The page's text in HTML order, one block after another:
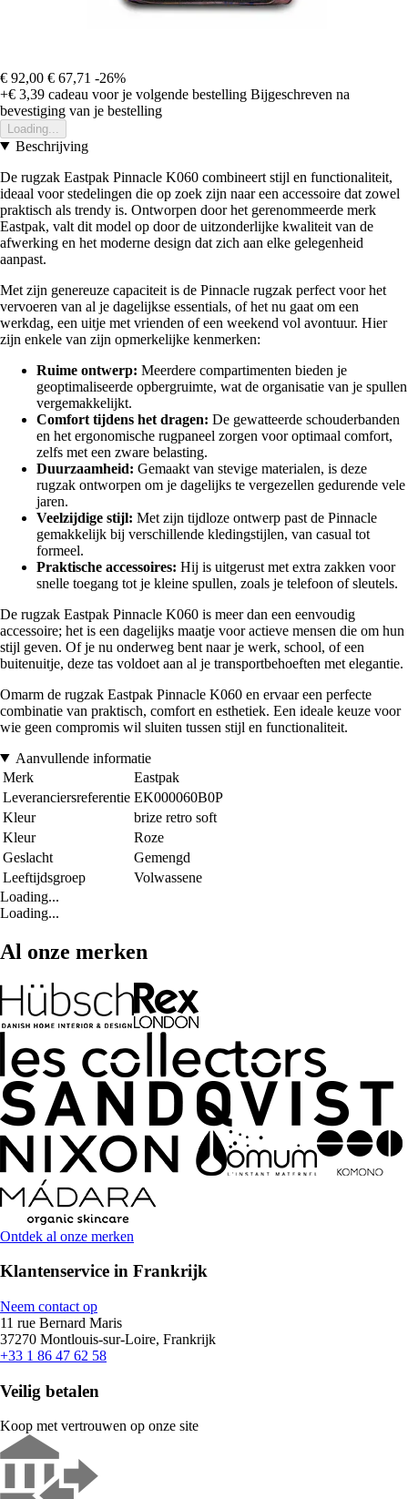
€ 92,00 € 67,71 -26%
+€ 3,39 cadeau voor je volgende bestelling Bijgeschreven na
bevestiging van je bestelling
Loading...
Beschrijving
De rugzak Eastpak Pinnacle K060 combineert stijl en functionaliteit,
ideaal voor stedelingen die op zoek zijn naar een accessoire dat zowel
praktisch als trendy is. Ontworpen door het gerenommeerde merk
Eastpak, valt dit model op door de uitzonderlijke kwaliteit van de
afwerking en het moderne design dat zich aan elke gelegenheid
aanpast.
Met zijn genereuze capaciteit is de Pinnacle rugzak perfect voor het
vervoeren van al je dagelijkse essentials, of het nu gaat om een
werkdag, een uitje met vrienden of een weekend vol avontuur. Hier
zijn enkele van zijn opmerkelijke kenmerken:
Ruime ontwerp: Meerdere compartimenten bieden je
geoptimaliseerde opbergruimte, wat de organisatie van je spullen
vergemakkelijkt.
Comfort tijdens het dragen: De gewatteerde schouderbanden
en het ergonomische rugpaneel zorgen voor optimaal comfort,
zelfs met een zware belasting.
Duurzaamheid: Gemaakt van stevige materialen, is deze
rugzak ontworpen om je dagelijks te vergezellen gedurende vele
jaren.
Veelzijdige stijl: Met zijn tijdloze ontwerp past de Pinnacle
gemakkelijk bij verschillende kledingstijlen, van casual tot
formeel.
Praktische accessoires: Hij is uitgerust met extra zakken voor
snelle toegang tot je kleine spullen, zoals je telefoon of sleutels.
De rugzak Eastpak Pinnacle K060 is meer dan een eenvoudig
accessoire; het is een dagelijks maatje voor actieve mensen die om hun
stijl geven. Of je nu onderweg bent naar je werk, school, of een
buitenuitje, deze tas voldoet aan al je transportbehoeften met elegantie.
Omarm de rugzak Eastpak Pinnacle K060 en ervaar een perfecte
combinatie van praktisch, comfort en esthetiek. Een ideale keuze voor
wie geen compromis wil sluiten tussen stijl en functionaliteit.
Aanvullende informatie
Merk
Eastpak
Leveranciersreferentie EK000060B0P
Kleur
brize retro soft
Kleur
Roze
Geslacht
Gemengd
Leeftijdsgroep
Volwassene
Loading...
Loading...
Al onze merken
Ontdek al onze merken
Klantenservice in Frankrijk
Neem contact op
11 rue Bernard Maris
37270 Montlouis-sur-Loire, Frankrijk
+33 1 86 47 62 58
Veilig betalen
Koop met vertrouwen op onze site